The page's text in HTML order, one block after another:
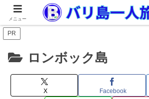
PR
ロンボック島
X Facebook
メニュー